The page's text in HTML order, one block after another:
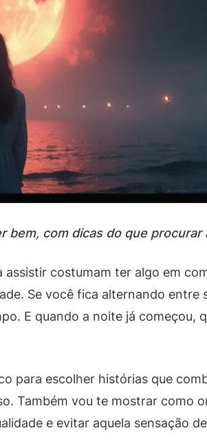
bem, com dicas do que
assistir costumam ter algo em
Se você fica alternando entre
E quando a noite já
para escolher histórias que
Também vou te mostrar como
e evitar aquela sensação